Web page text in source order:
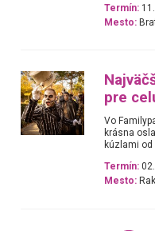
Termín:
Mesto:
pre
Vo
krásna
kúzlami od
Termín:
Mesto: